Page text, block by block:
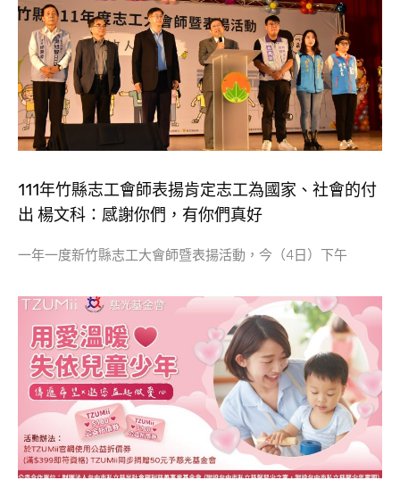
111年竹縣志工會師表揚肯定志工為國家、社會的付
出 楊文科：感謝你們，有你們真好
一年一度新竹縣志工大會師暨表揚活動，今（4日）下午